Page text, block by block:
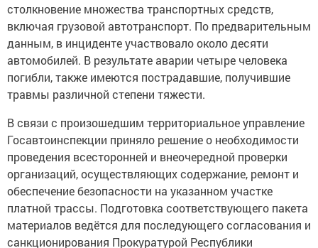
столкновение множества транспортных средств,
включая грузовой автотранспорт. По предварительным
данным, в инциденте участвовало около десяти
автомобилей. В результате аварии четыре человека
погибли, также имеются пострадавшие, получившие
травмы различной степени тяжести.
В связи с произошедшим территориальное управление
Госавтоинспекции приняло решение о необходимости
проведения всесторонней и внеочередной проверки
организаций, осуществляющих содержание, ремонт и
обеспечение безопасности на указанном участке
платной трассы. Подготовка соответствующего пакета
материалов ведётся для последующего согласования и
санкционирования Прокуратурой Республики